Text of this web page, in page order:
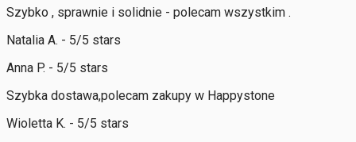
Szybko , sprawnie i solidnie - polecam wszystkim .
Natalia A. - 5/5 stars
Anna P. - 5/5 stars
Szybka dostawa,polecam zakupy w Happystone
Wioletta K. - 5/5 stars